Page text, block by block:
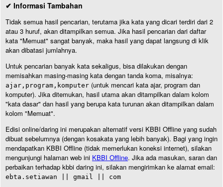
✔ Informasi Tambahan
Tidak semua hasil pencarian, terutama jika kata yang dicari terdiri dari 2
atau 3 huruf, akan ditampilkan semua. Jika hasil pencarian dari daftar
kata "Memuat" sangat banyak, maka hasil yang dapat langsung di klik
akan dibatasi jumlahnya.
Untuk pencarian banyak kata sekaligus, bisa dilakukan dengan
memisahkan masing-masing kata dengan tanda koma, misalnya:
ajar,program,komputer (untuk mencari kata ajar, program dan
komputer). Jika ditemukan, hasil utama akan ditampilkan dalam kolom
"kata dasar" dan hasil yang berupa kata turunan akan ditampilkan dalam
kolom "Memuat".
Edisi online/daring ini merupakan alternatif versi KBBI Offline yang sudah
dibuat sebelumnya (dengan kosakata yang lebih banyak). Bagi yang ingin
mendapatkan KBBI Offline (tidak memerlukan koneksi internet), silakan
mengunjungi halaman web ini KBBI Offline. Jika ada masukan, saran dan
perbaikan terhadap kbbi daring ini, silakan mengirimkan ke alamat email:
ebta.setiawan || gmail || com